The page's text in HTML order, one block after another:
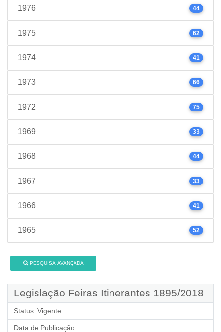
1976 44
1975 62
1974 41
1973 66
1972 75
1969 33
1968 44
1967 33
1966 41
1965 52
PESQUISA AVANÇADA
Legislação Feiras Itinerantes 1895/2018
Status: Vigente
Data de Publicação: